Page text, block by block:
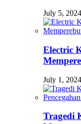
July 5, 2024
Electric
July 1, 2024
Tragedi